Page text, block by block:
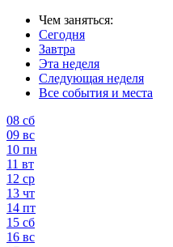
Чем заняться:
Сегодня
Завтра
Эта неделя
Следующая неделя
Все события и места
08 сб
09 вс
10 пн
11 вт
12 ср
13 чт
14 пт
15 сб
16 вс